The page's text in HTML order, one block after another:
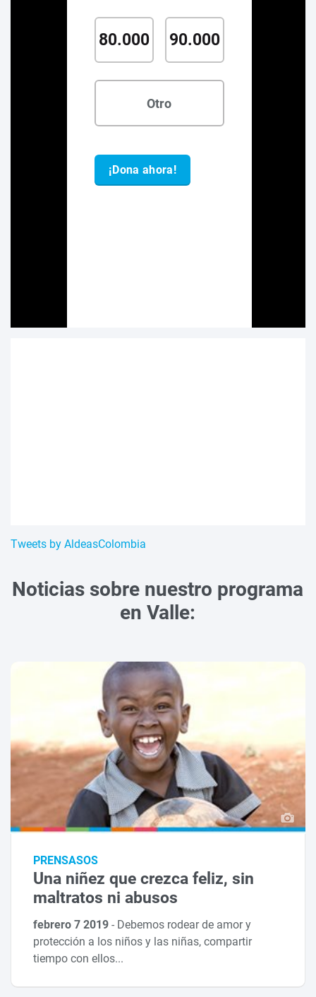
Tweets by AldeasColombia
Noticias sobre nuestro programa
en Valle:
PRENSASOS
Una niñez que crezca feliz, sin
maltratos ni abusos
febrero 7 2019- Debemos rodear de amor y
protección a los niños y las niñas, compartir
tiempo con ellos...